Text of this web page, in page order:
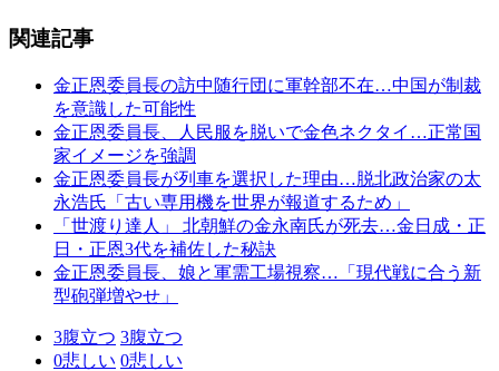
関連記事
金正恩委員長の訪中随行団に軍幹部不在…中国が制裁
を意識した可能性
金正恩委員長、人民服を脱いで金色ネクタイ…正常国
家イメージを強調
金正恩委員長が列車を選択した理由…脱北政治家の太
永浩氏「古い専用機を世界が報道するため」
「世渡り達人」 北朝鮮の金永南氏が死去…金日成・正
日・正恩3代を補佐した秘訣
金正恩委員長、娘と軍需工場視察…「現代戦に合う新
型砲弾増やせ」
3腹立つ 3腹立つ
0悲しい 0悲しい